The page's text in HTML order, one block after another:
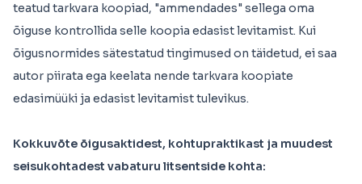
teatud tarkvara koopiad, "ammendades" sellega oma
õiguse kontrollida selle koopia edasist levitamist. Kui
õigusnormides sätestatud tingimused on täidetud, ei saa
autor piirata ega keelata nende tarkvara koopiate
edasimüüki ja edasist levitamist tulevikus.
Kokkuvõte õigusaktidest, kohtupraktikast ja muudest
seisukohtadest vabaturu litsentside kohta: